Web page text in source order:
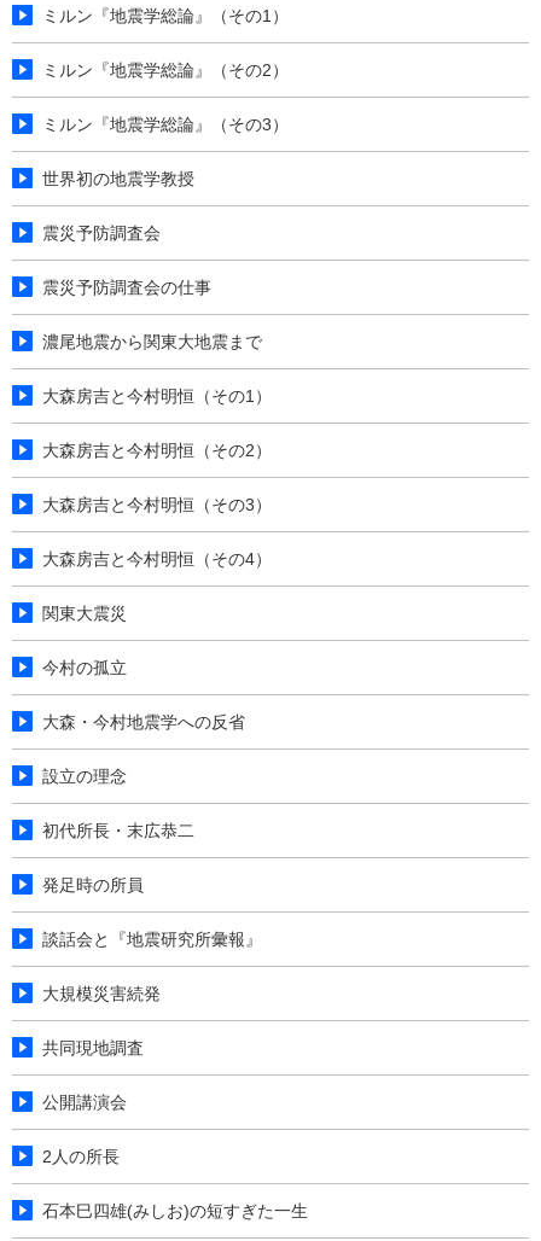
ミルン『地震学総論』（その1）
ミルン『地震学総論』（その2）
ミルン『地震学総論』（その3）
世界初の地震学教授
震災予防調査会
震災予防調査会の仕事
濃尾地震から関東大地震まで
大森房吉と今村明恒（その1）
大森房吉と今村明恒（その2）
大森房吉と今村明恒（その3）
大森房吉と今村明恒（その4）
関東大震災
今村の孤立
大森・今村地震学への反省
設立の理念
初代所長・末広恭二
発足時の所員
談話会と『地震研究所彙報』
大規模災害続発
共同現地調査
公開講演会
2人の所長
石本巳四雄(みしお)の短すぎた一生